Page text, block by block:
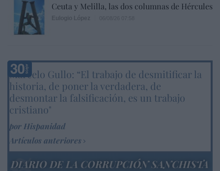
Ceuta y Melilla, las dos columnas de Hércules
Marcelo Gullo: “El trabajo de desmitificar la
historia, de poner la verdadera, de
desmontar la falsificación, es un trabajo
cristiano"
por Hispanidad
Artículos anteriores
DIARIO DE LA CORRUPCIÓN SANCHISTA